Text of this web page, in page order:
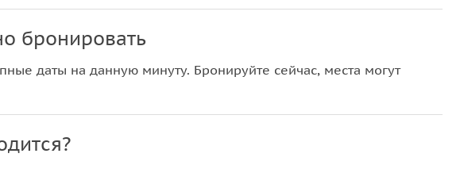
Елисеевых:
и
бронировать
даты на данную минуту. Бронируйте сейчас, места могут